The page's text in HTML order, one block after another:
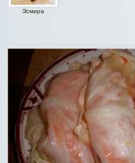
Эсмира